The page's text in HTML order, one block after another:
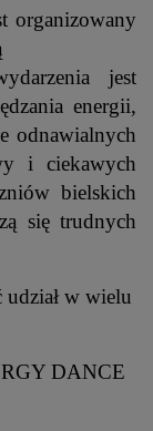
organizowany
jest
energii,
odnawialnych
i ciekawych
bielskich
się trudnych
w wielu
DANCE